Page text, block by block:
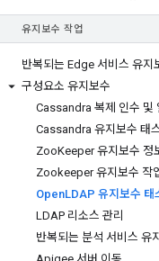
유지보수 작업
반복되는 Edge 서비스 유지
구성요소 유지보수
Cassandra 복제 인수 및
Cassandra 유지보수 태
ZooKeeper 유지보수 정
Zookeeper 유지보수 작
OpenLDAP 유지보수 태
LDAP 리소스 관리
반복되는 분석 서비스 유